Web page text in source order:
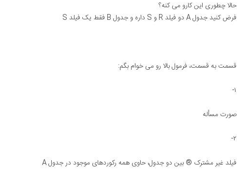
حالا چطوری این کارو می کنه؟
فرض کنید جدول A دو فیلد R و S داره و جدول B فقط یک فیلد S
قسمت به قسمت، فرمول بالا رو می خوام بگم:
۱-
صورت مسأله
۲-
فیلد غیر مشترک ® بین دو جدول‌، حاوی همه رکوردهای موجود در جدول A